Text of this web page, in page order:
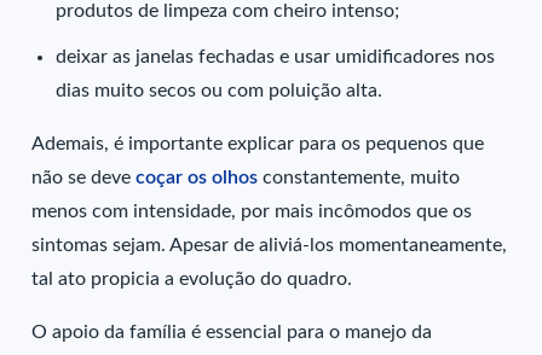
produtos de limpeza com cheiro intenso;
deixar as janelas fechadas e usar umidificadores nos
dias muito secos ou com poluição alta.
Ademais, é importante explicar para os pequenos que
não se deve coçar os olhosconstantemente, muito
menos com intensidade, por mais incômodos que os
sintomas sejam. Apesar de aliviá-los momentaneamente,
tal ato propicia a evolução do quadro.
O apoio da família é essencial para o manejo da